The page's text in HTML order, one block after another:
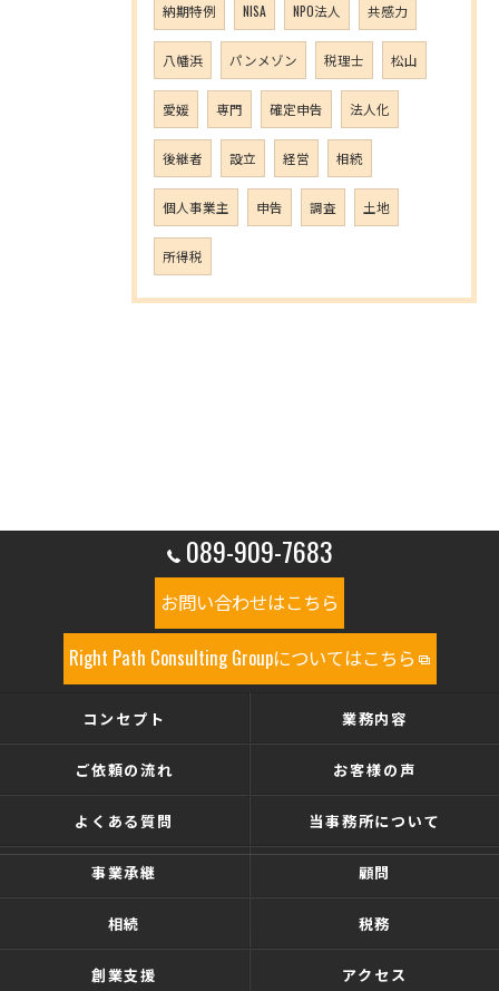
納期特例 NISA NPO法人 共感力
八幡浜 パンメゾン 税理士 松山
愛媛 専門 確定申告 法人化
後継者 設立 経営 相続
個人事業主 申告 調査 土地
所得税
089-909-7683
お問い合わせはこちら
Right Path Consulting Groupについてはこちら
コンセプト 業務内容
ご依頼の流れ お客様の声
よくある質問 当事務所について
事業承継 顧問
相続 税務
創業支援 アクセス